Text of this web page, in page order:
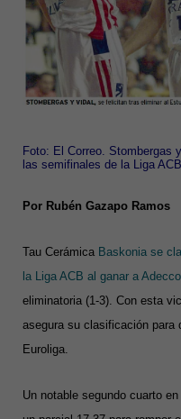
Foto: El Correo. Stombergas
las semifinales de la Liga
Por Rubén Gazapo Ramos
Tau Cerámica Baskonia se
la Liga ACB al ganar a
eliminatoria (1-3). Con esta
asegura su clasificación para
Euroliga.
Un notable segundo cuarto